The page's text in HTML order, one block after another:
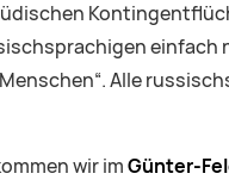
Alle
wir imGünter-